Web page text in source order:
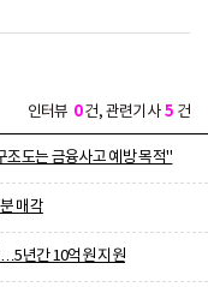
인터뷰 0건, 관련기사 5 건
도는 금융사고 예방 목적"
매각
년간 10억원 지원